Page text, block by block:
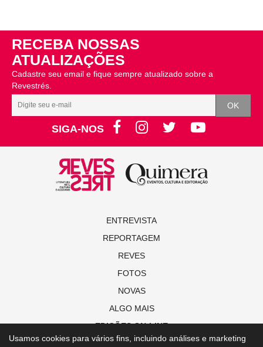
RECEBA NOSSAS
ATUALIZAÇÕES
Cadastre seu email e fique sempre atualizado sobre a
Revestrés.
SIGA-NOS
ENTREVISTA
REPORTAGEM
REVES
FOTOS
NOVAS
ALGO MAIS
EDIÇÕES ON-LINE
Usamos cookies para vários fins, incluindo análises e marketing